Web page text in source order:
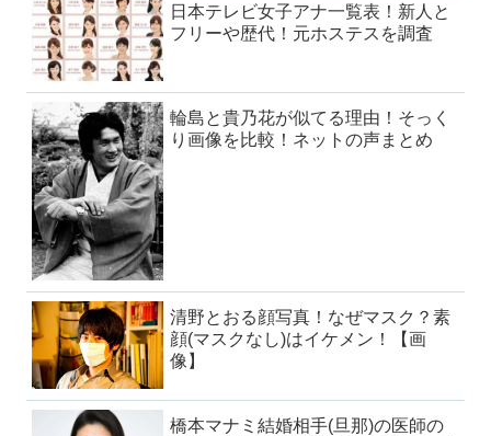
日本テレビ女子アナ一覧表！新人と
フリーや歴代！元ホステスを調査
輪島と貴乃花が似てる理由！そっく
り画像を比較！ネットの声まとめ
清野とおる顔写真！なぜマスク？素
顔(マスクなし)はイケメン！【画
像】
橋本マナミ結婚相手(旦那)の医師の